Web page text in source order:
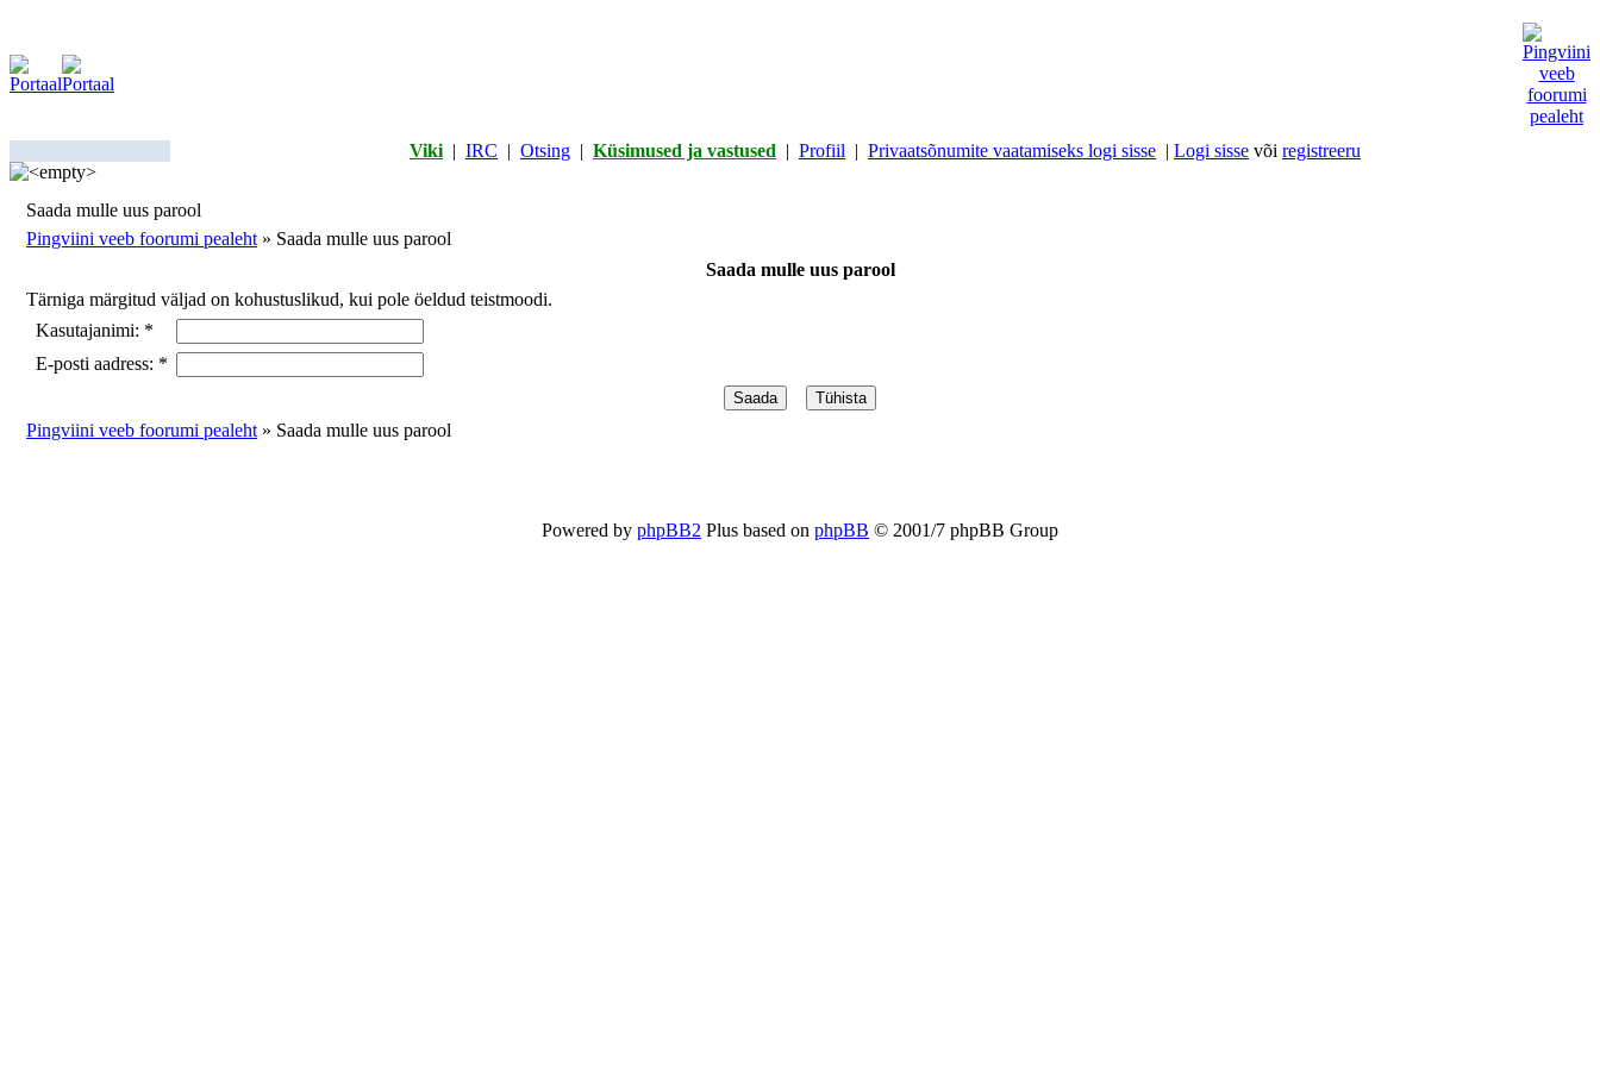
Viki | IRC | Otsing | Küsimused ja vastused | Profiil | Privaatsõnumite vaatamiseks logi sisse | Logi sisse või registreeru
Saada mulle uus parool
Pingviini veeb foorumi pealeht » Saada mulle uus parool
Saada mulle uus parool
Tärniga märgitud väljad on kohustuslikud, kui pole öeldud teistmoodi.
Kasutajanimi: *
E-posti aadress: *
Pingviini veeb foorumi pealeht » Saada mulle uus parool
Powered by phpBB2 Plus based on phpBB © 2001/7 phpBB Group